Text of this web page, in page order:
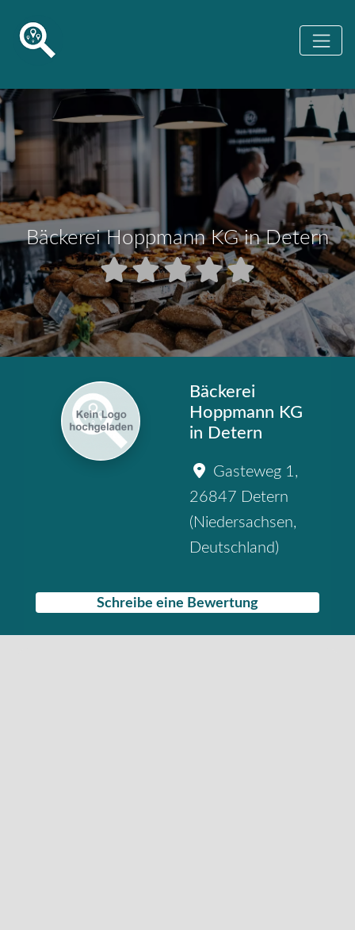
Bäckerei Hoppmann KG in Detern
Bäckerei
Hoppmann KG
in Detern
Gasteweg 1,
26847 Detern
( Niedersachsen,
Deutschland)
Schreibe eine Bewertung